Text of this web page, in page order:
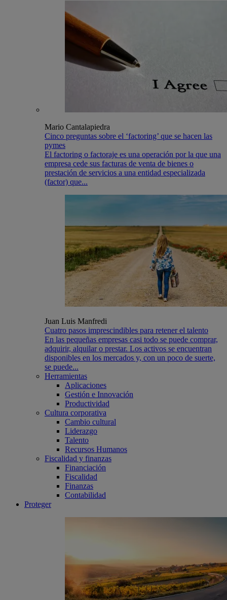
Mario Cantalapiedra
Cinco preguntas sobre el ‘factoring’ que se hacen las
pymes
El factoring o factoraje es una operación por la que una
empresa cede sus facturas de venta de bienes o
prestación de servicios a una entidad especializada
(factor) que...
Juan Luis Manfredi
Cuatro pasos imprescindibles para retener el talento
En las pequeñas empresas casi todo se puede comprar,
adquirir, alquilar o prestar. Los activos se encuentran
disponibles en los mercados y, con un poco de suerte,
se puede...
Herramientas
Aplicaciones
Gestión e Innovación
Productividad
Cultura corporativa
Cambio cultural
Liderazgo
Talento
Recursos Humanos
Fiscalidad y finanzas
Financiación
Fiscalidad
Finanzas
Contabilidad
Proteger